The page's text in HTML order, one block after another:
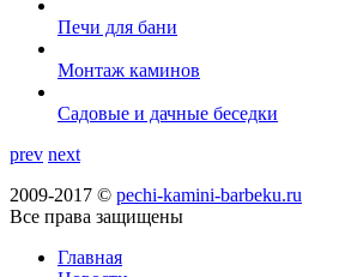
Печи для бани
Монтаж каминов
Садовые и дачные беседки
prev next
2009-2017 © pechi-kamini-barbeku.ru
Все права защищены
Главная